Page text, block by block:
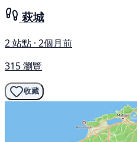
萩城
2 站點 · 2個月前
315 瀏覽
收藏